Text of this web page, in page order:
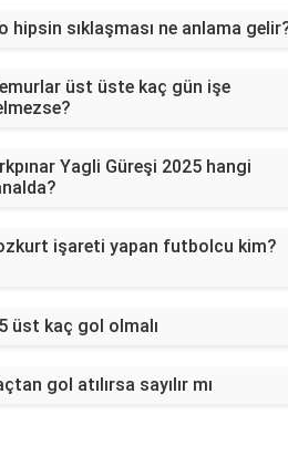
hipsin sıklaşması ne anlama
üst üste kaç gün işe
Yagli Güreşi 2025 hangi
işareti yapan futbolcu kim?
üst kaç gol olmalı
gol atılırsa sayılır mı